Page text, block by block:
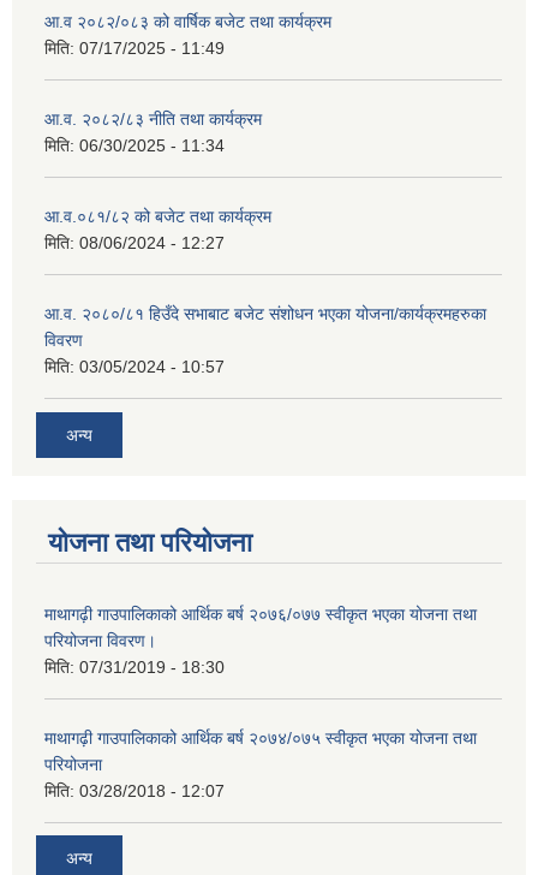
आ.व २०८२/०८३ को वार्षिक बजेट तथा कार्यक्रम
मिति: 07/17/2025 - 11:49
आ.व. २०८२/८३ नीति तथा कार्यक्रम
मिति: 06/30/2025 - 11:34
आ.व.०८१/८२ को बजेट तथा कार्यक्रम
मिति: 08/06/2024 - 12:27
आ.व. २०८०/८१ हिउँदे सभाबाट बजेट संशोधन भएका योजना/कार्यक्रमहरुका
विवरण
मिति: 03/05/2024 - 10:57
अन्य
योजना तथा परियोजना
माथागढ़ी गाउपालिकाको आर्थिक बर्ष २०७६/०७७ स्वीकृत भएका योजना तथा
परियोजना विवरण।
मिति: 07/31/2019 - 18:30
माथागढ़ी गाउपालिकाको आर्थिक बर्ष २०७४/०७५ स्वीकृत भएका योजना तथा
परियोजना
मिति: 03/28/2018 - 12:07
अन्य